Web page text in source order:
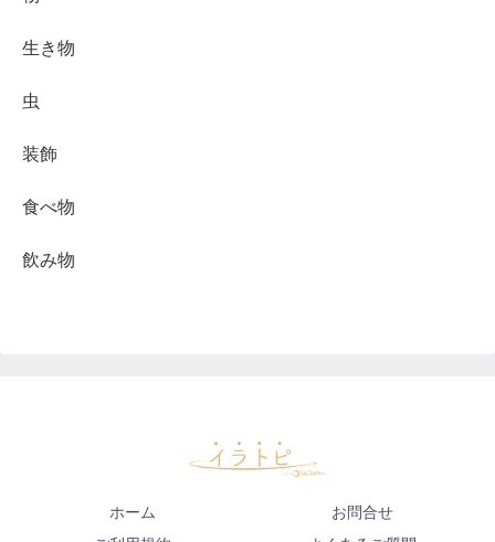
生き物
虫
装飾
食べ物
飲み物
ホーム
お問合せ